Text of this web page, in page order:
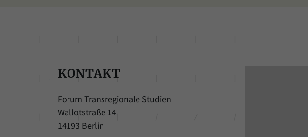
KONTAKT
Forum Transregionale Studien
Wallotstraße 14
14193 Berlin